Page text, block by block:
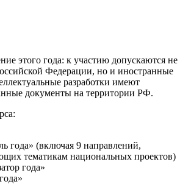
этого года: к участию допускаются не
Федерации, но и иностранные
разработки имеют
документы на территории РФ.
года» (включая 9 направлений,
тематикам национальных проектов)
года»